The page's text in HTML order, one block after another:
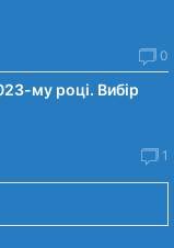
0
му році. Вибiр
1